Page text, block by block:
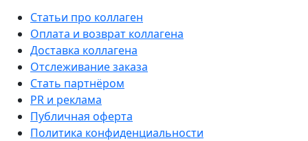
Статьи про коллаген
Оплата и возврат коллагена
Доставка коллагена
Отслеживание заказа
Стать партнёром
PR и реклама
Публичная оферта
Политика конфиденциальности